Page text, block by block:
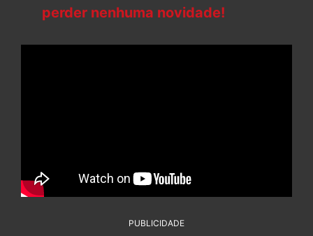
perder nenhuma novidade!
PUBLICIDADE